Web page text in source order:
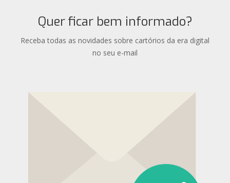
Quer ficar bem informado?
Receba todas as novidades sobre cartórios da era digital
no seu e-mail